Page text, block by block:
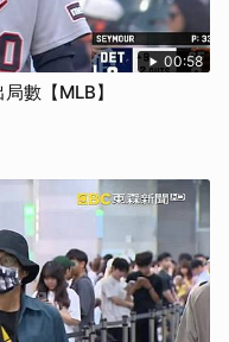
00:58
數【MLB】